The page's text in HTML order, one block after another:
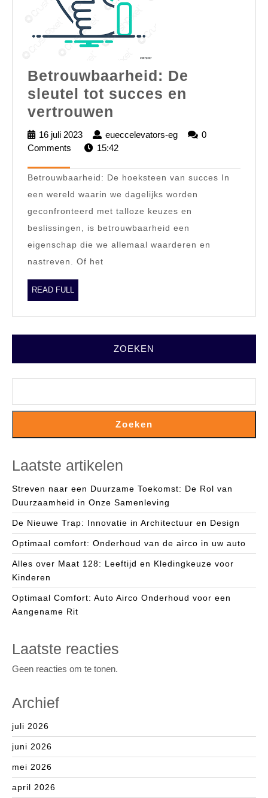
Betrouwbaarheid: De
sleutel tot succes en
vertrouwen
De
sleutel
tot
succes
en
vertrouwen
16 juli 2023
16
juli
eueccelevators-eg
eueccelevators-
0
Comments
15:42
Betrouwbaarheid: De hoeksteen van succes In
een wereld waarin we dagelijks worden
geconfronteerd met talloze keuzes en
beslissingen, is betrouwbaarheid een
eigenschap die we allemaal waarderen en
nastreven. Of het
READ FULL
FULL
ZOEKEN
Zoeken
Laatste artikelen
Streven naar een Duurzame Toekomst: De Rol van
Duurzaamheid in Onze Samenleving
De Nieuwe Trap: Innovatie in Architectuur en Design
Optimaal comfort: Onderhoud van de airco in uw auto
Alles over Maat 128: Leeftijd en Kledingkeuze voor
Kinderen
Optimaal Comfort: Auto Airco Onderhoud voor een
Aangename Rit
Laatste reacties
Geen reacties om te tonen.
Archief
juli 2026
juni 2026
mei 2026
april 2026